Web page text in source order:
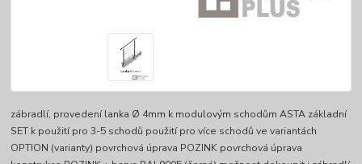
zábradlí, provedení lanka Ø 4mm k modulovým schodům ASTA základní
SET k použití pro 3-5 schodů použití pro více schodů ve variantách
OPTION (varianty) povrchová úprava POZINK povrchová úprava